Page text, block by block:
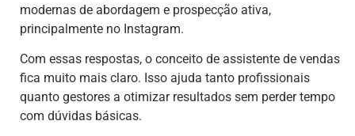
modernas de abordagem e prospecção ativa,
principalmente no Instagram.
Com essas respostas, o conceito de assistente de vendas
fica muito mais claro. Isso ajuda tanto profissionais
quanto gestores a otimizar resultados sem perder tempo
com dúvidas básicas.